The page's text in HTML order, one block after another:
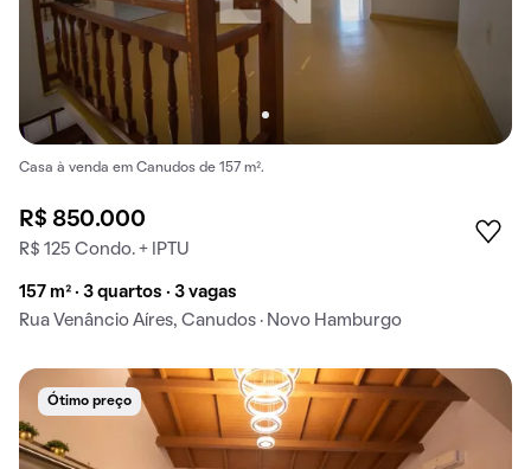
Casa à venda em Canudos de 157 m².
R$ 850.000
R$ 125 Condo. + IPTU
157 m² · 3 quartos · 3 vagas
Rua Venâncio Aíres, Canudos · Novo Hamburgo
Ótimo preço